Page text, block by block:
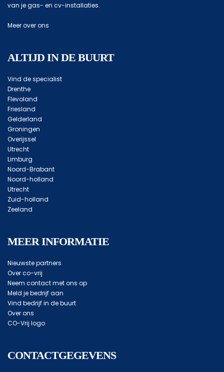
van je gas- en cv-installaties.
Meer over ons
ALTIJD IN DE BUURT
Vind de specialist
Drenthe
Flevoland
Friesland
Gelderland
Groningen
Overijssel
Utrecht
Limburg
Noord-Brabant
Noord-holland
Utrecht
Zuid-holland
Zeeland
MEER INFORMATIE
Nieuwste partners
Over co-vrij
Neem contact met ons op
Meld je bedrijf aan
Vind bedrijf in de buurt
Over ons
CO-Vrij logo
CONTACTGEGEVENS